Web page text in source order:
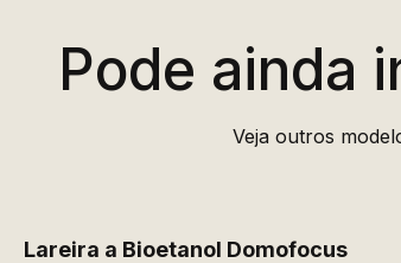
Pode ainda
Veja outros
Lareira a Bioetanol Domofocus